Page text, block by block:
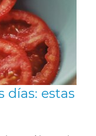
días: estas